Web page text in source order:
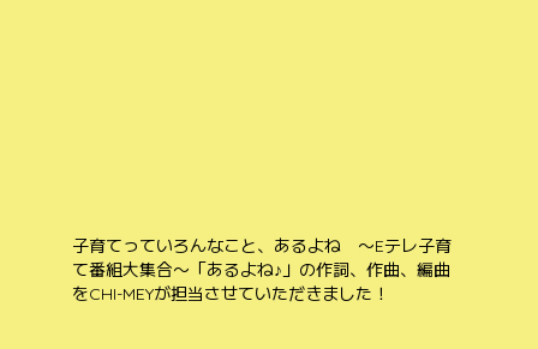
子育てっていろんなこと、あるよね 〜Eテレ子育
て番組大集合〜「あるよね♪」の作詞、作曲、編曲
をCHI-MEYが担当させていただきました！